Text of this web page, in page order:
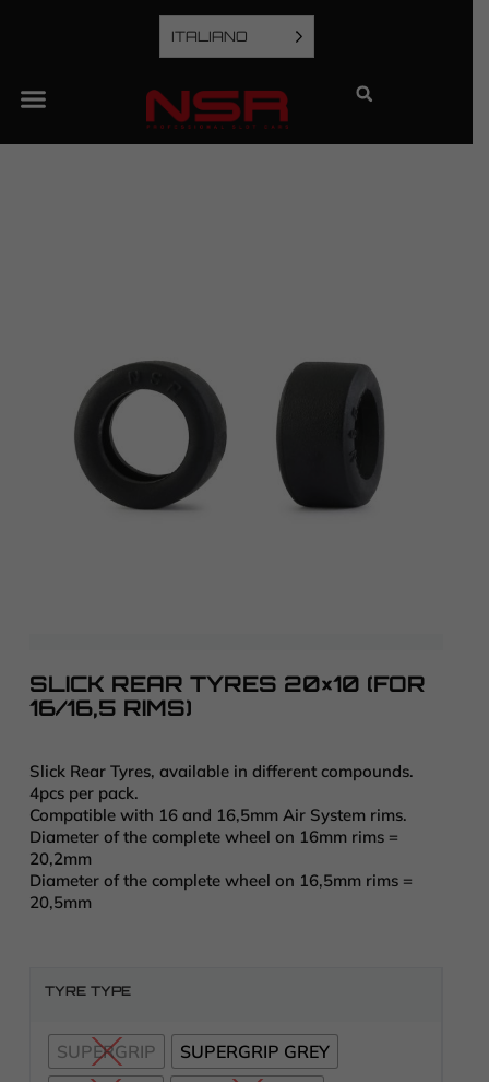
ITALIANO
SLICK REAR TYRES 20×10 (FOR
16/16,5 RIMS)
Slick Rear Tyres, available in different compounds.
4pcs per pack.
Compatible with 16 and 16,5mm Air System rims.
Diameter of the complete wheel on 16mm rims =
20,2mm
Diameter of the complete wheel on 16,5mm rims =
20,5mm
TYRE TYPE
SUPERGRIP
SUPERGRIP GREY